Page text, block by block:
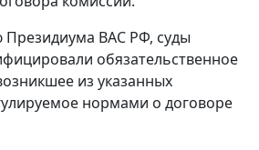
ВАС РФ, суды
обязательственное
из указанных
нормами о договоре